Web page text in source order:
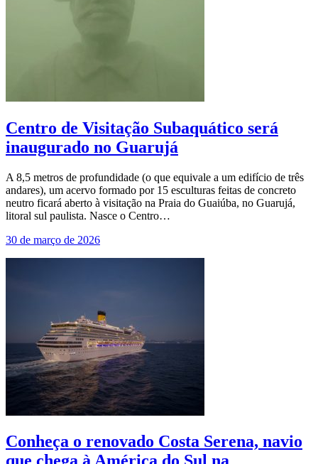
Centro de Visitação Subaquático será
inaugurado no Guarujá
A 8,5 metros de profundidade (o que equivale a um edifício de três
andares), um acervo formado por 15 esculturas feitas de concreto
neutro ficará aberto à visitação na Praia do Guaiúba, no Guarujá,
litoral sul paulista. Nasce o Centro…
30 de março de 2026
Conheça o renovado Costa Serena, navio